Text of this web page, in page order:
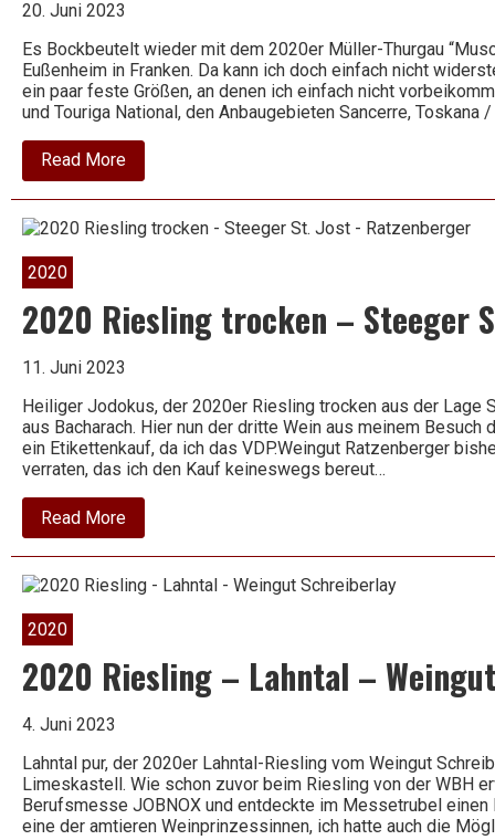
20. Juni 2023
Es Bockbeutelt wieder mit dem 2020er Müller-Thurgau
Eußenheim in Franken. Da kann ich doch einfach nicht
ein paar feste Größen, an denen ich einfach nicht
und Touriga National, den Anbaugebieten Sancerre, Toskana
Read Moreabout
2020
Müller-
–
2020
2020 Riesling trocken – Steeger
11. Juni 2023
Heiliger Jodokus, der 2020er Riesling trocken aus der Lage
aus Bacharach. Hier nun der dritte Wein aus meinem
ein Etikettenkauf, da ich das VDP.Weingut Ratzenberger
verraten, das ich den Kauf keineswegs bereut…
Read Moreabout
2020
Riesling
–
Ratzenberger
2020
2020 Riesling – Lahntal –
4. Juni 2023
Lahntal pur, der 2020er Lahntal-Riesling vom Weingut
Limeskastell. Wie schon zuvor beim Riesling von der WBH
Berufsmesse JOBNOX und entdeckte im Messetrubel einen
eine der amtieren Weinprinzessinnen, ich hatte auch die